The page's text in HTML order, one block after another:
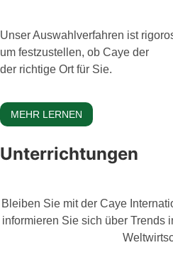
Unser Auswahlverfahren ist
um festzustellen, ob Caye der
der richtige Ort für Sie.
MEHR LERNEN
Unterrichtungen
Bleiben Sie mit der Caye
informieren Sie sich über Trends